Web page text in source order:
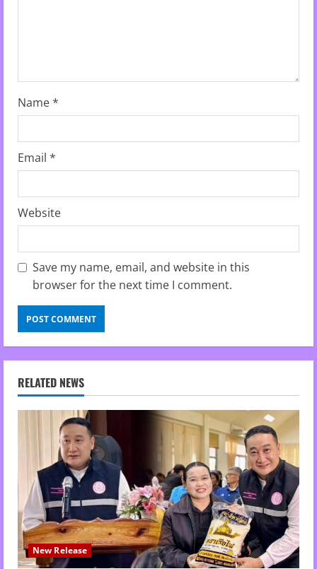
Name*
Email *
Website
Save my name, email, and website in this
browser for the next time I comment.
RELATED NEWS
New Release